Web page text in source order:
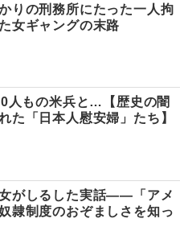
りの刑務所にたった一人拘
女ギャングの末路
人もの米兵と…【歴史の闇
た「日本人慰安婦」たち】
がしるした実話――「アメ
隷制度のおぞましさを知っ